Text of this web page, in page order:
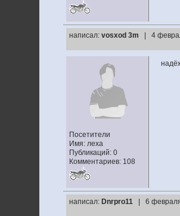
написал: vosxod 3m | 4
Посетители
Имя: леха
Публикаций: 0
Комментариев: 108
написал: Dnrpro11 | 6